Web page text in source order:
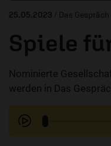
25.05.2023 / Das Gespräch
Spiele
Nominierte
werden in Das